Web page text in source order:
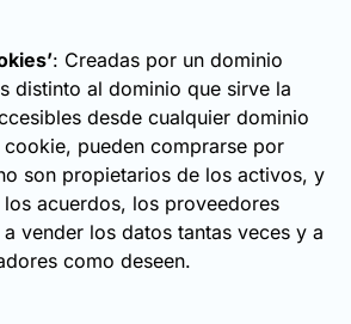
: Creadas por un dominio
distinto al dominio que sirve la
desde cualquier dominio
pueden comprarse por
son propietarios de los activos, y
acuerdos, los proveedores
vender los datos tantas veces y a
como deseen.